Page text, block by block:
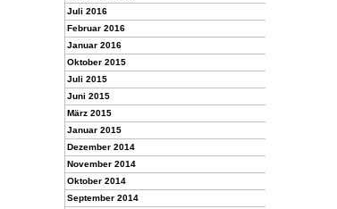
Juli 2016
Februar 2016
Januar 2016
Oktober 2015
Juli 2015
Juni 2015
März 2015
Januar 2015
Dezember 2014
November 2014
Oktober 2014
September 2014